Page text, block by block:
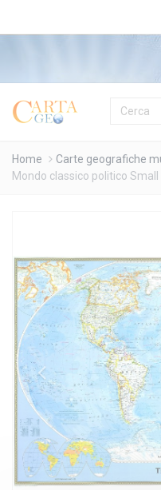
Home Carte geografiche
Mondo classico politico